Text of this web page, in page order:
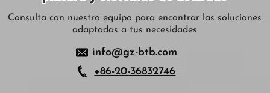
Consulta con nuestro equipo para encontrar las soluciones
adaptadas a tus necesidades
info@gz-btb.com
+86-20-36832746